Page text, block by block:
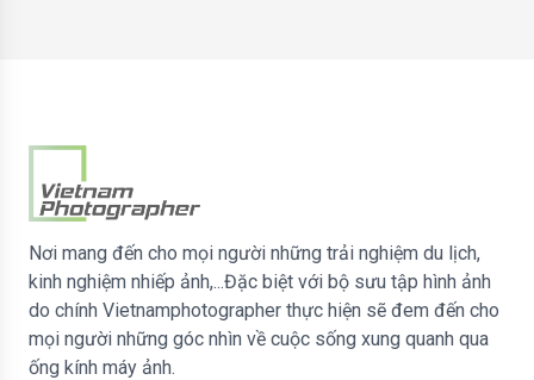
Nơi mang đến cho mọi người những trải nghiệm du lịch,
kinh nghiệm nhiếp ảnh,...Đặc biệt với bộ sưu tập hình ảnh
do chính Vietnamphotographer thực hiện sẽ đem đến cho
mọi người những góc nhìn về cuộc sống xung quanh qua
ống kính máy ảnh.